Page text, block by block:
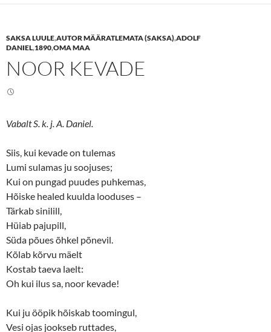
h
o
n
w
t
O
p
s
i
n
n
e
w
w
n
d
o
w
)
h
o
n
a
c
(
O
n
s
i
n
n
e
w
i
n
d
o
w
)
SAKSA LUULE,AUTOR MÄÄRATLEMATA (SAKSA),ADOLF
DANIEL,1890,OMA MAA
NOOR KEVADE
Vabalt S. k. j. A. Daniel.
Siis, kui kevade on tulemas
Lumi sulamas ju soojuses;
Kui on pungad puudes puhkemas,
Hõiske healed kuulda looduses –
Tärkab sinilill,
Hüiab pajupill,
Süda põues õhkel põnevil.
Kõlab kõrvu mäelt
Kostab taeva laelt:
Oh kui ilus sa, noor kevade!
Kui ju ööpik hõiskab toomingul,
Vesi ojas jookseb ruttades,